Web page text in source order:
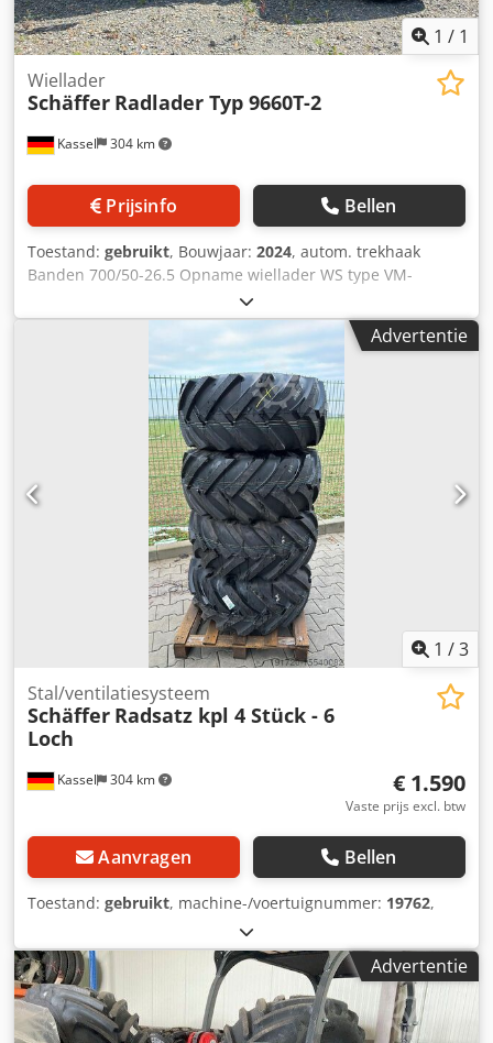
1 / 1
Kassel 304 km
Wiellader
Schäffer Radlader Typ 9660T-2
Prijsinfo Bellen
Toestand: gebruikt, Bouwjaar: 2024, autom. trekhaak
Banden 700/50-26.5 Opname wiellader WS type VM-
opname voor 9660 T / Ombouwonderdelen vreemde
apparaten Deutz-motor 204 pk SDCT-transmissie 40 km/u /
Rijpedaalregeling incl. handgas vergrendelingspositie
elektrisch voor extra regelventiel / Centrale
smeerinstallatie Chodpfx Abjt Dxnrj Aoa
Advertentie
1 /3
Kassel 304 km
Stal/ventilatiesysteem
Schäffer Radsatz kpl 4 Stück - 6
Loch
€ 1.590
Vaste prijs excl. btw
Aanvragen Bellen
Toestand: gebruikt, machine-/voertuignummer: 19762,
Advertentie